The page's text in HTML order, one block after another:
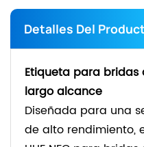
Detalles Del
Etiqueta para bridas
largo alcance
Diseñada para una
de alto rendimiento,